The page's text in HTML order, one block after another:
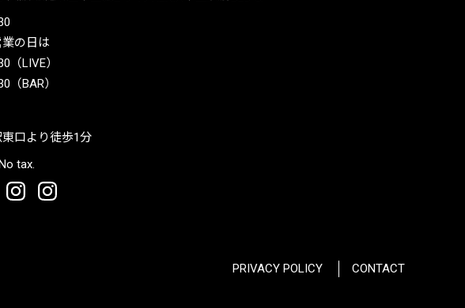
の日は
（LIVE）
（BAR）
口より徒歩1分
tax.
PRIVACY POLICY CONTACT